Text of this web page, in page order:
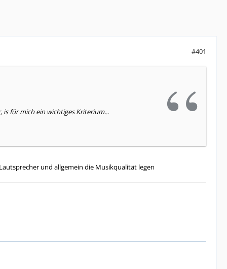
#401
is für mich ein wichtiges Kriterium...
und allgemein die Musikqualität legen